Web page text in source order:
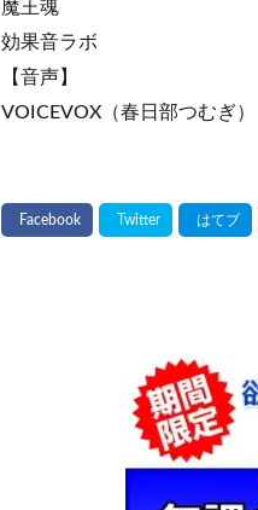
魔王魂
効果音ラボ
【音声】
VOICEVOX（春日部つむぎ）